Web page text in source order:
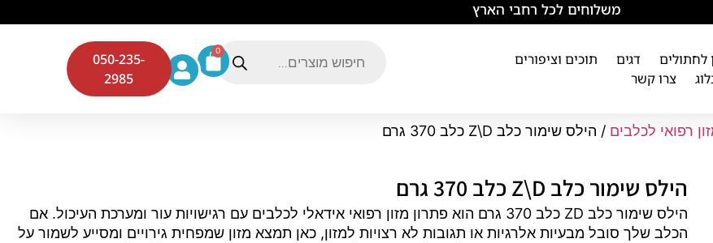
משלוחים לכל רחבי הארץ
לחתולים דגים
תוכים וציפורים
צרו קשר
0
050-235-
2985
רפואי לכלבים / הילס שימור כלב Z\D כלב 370 גרם
הילס שימור כלב Z\D כלב 370 גרם
הילס שימור כלב ZD כלב 370 גרם הוא פתרון מזון רפואי אידאלי לכלבים עם רגישויות עור ומערכת העיכול. אם
הכלב שלך סובל מבעיות אלרגיות או תגובות לא רצויות למזון, כאן תמצא מזון שמפחית גירויים ומסייע לשמור על